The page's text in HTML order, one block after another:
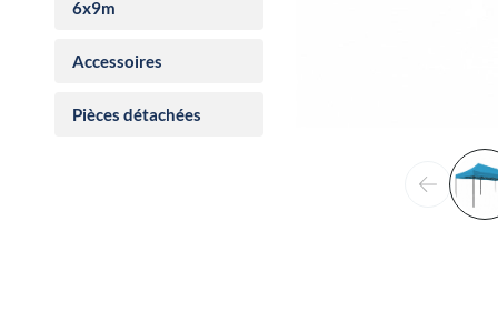
6x9m
Accessoires
Pièces détachées